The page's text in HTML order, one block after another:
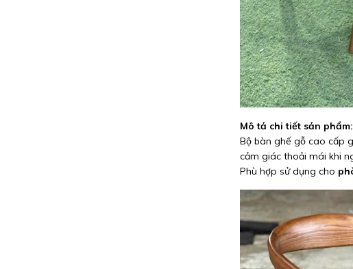
Mô tả chi tiết sản phẩm:
Bộ bàn ghế gỗ cao cấp
cảm giác thoải mái khi
Phù hợp sử dụng cho